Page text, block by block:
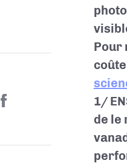
Pour
1/
de le